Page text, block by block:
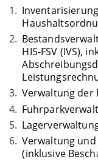
HIS-FSV (IVS),
Verwaltung der
Verwaltung
(inklusive